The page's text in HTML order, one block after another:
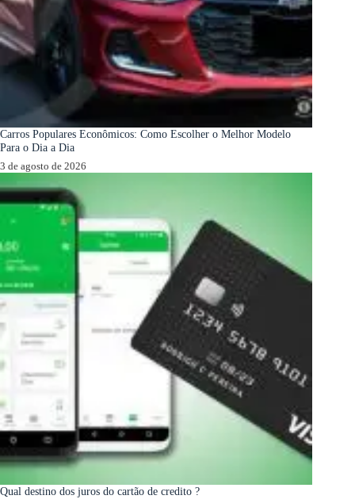
Carros Populares Econômicos: Como Escolher o Melhor Modelo
Para o Dia a Dia
3 de agosto de 2026
Qual destino dos juros do cartão de credito ?